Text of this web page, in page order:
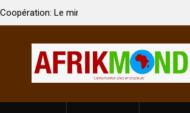
Singh à
de
Côte d’Ivoire, l’opérateur
prononce